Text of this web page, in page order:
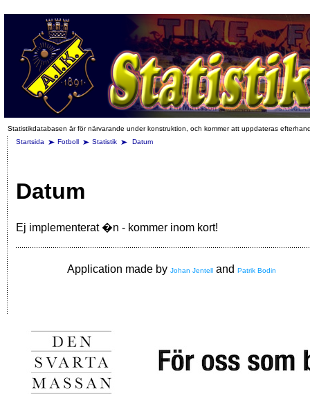
Statistikdatabasen är för närvarande under konstruktion, och kommer att uppdateras
Startsida
Fotboll Statistik Datum
Datum
Ej implementerat �n - kommer inom kort!
Application made by Johan Jentell and Patrik Bodin